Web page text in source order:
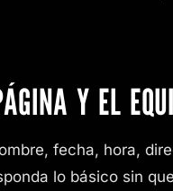
Y EL
fecha, hora,
lo básico sin